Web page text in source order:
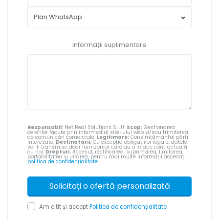
Informații suplimentare
Responsabil: Net Real Solutions S.L.U. Scop: Gestionarea
cererilor făcute prin intermediul site-ului web și/sau trimiterea
de comunicări comerciale. Legitimare: Consimțământul părții
interesate. Destinatarii: Cu excepția obligațiilor legale, datele
vor fi transmise doar furnizorilor care au o relație contractuală
cu noi. Drepturi: Accesul, rectificarea, suprimarea, limitarea,
portabilitatea și uitarea, pentru mai multe informații accesați
politica de confidențialitate .
Am citit și acceptPolitica de confidențialitate